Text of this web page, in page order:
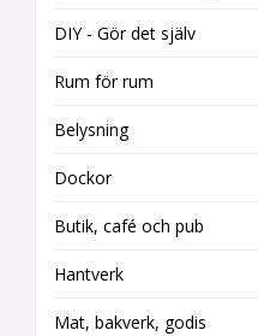
DIY - Gör det själv
Rum för rum
Belysning
Dockor
Butik, café och pub
Hantverk
Mat, bakverk, godis